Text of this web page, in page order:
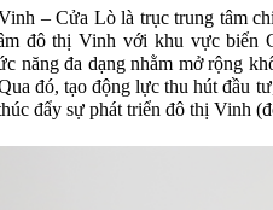
– Cửa Lò là trục trung tâm
đô thị Vinh với khu vực biển
năng đa dạng nhằm mở rộng
đó, tạo động lực thu hút đầu
đẩy sự phát triển đô thị Vinh